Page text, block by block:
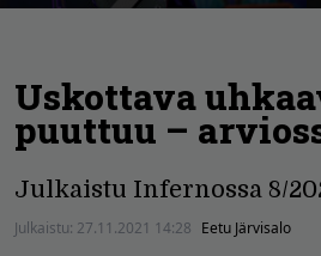
Uskottava
puuttuu –
Julkaistu Infernossa 8/
Julkaistu: 27.11.2021 14:28 Eetu Järvisalo